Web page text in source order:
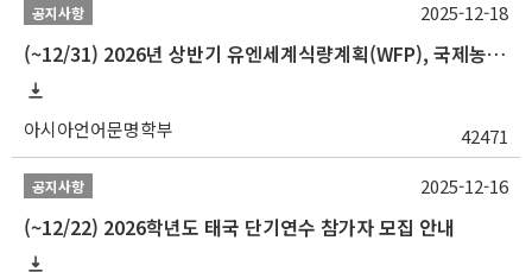
공지사항
(~12/31) 2026년 상반기 유엔세계식량계획(WFP), 국제농업개발기금(IFAD) 및 유엔아동기금(UNICEF) 인턴십 프로그램 참가자 모집
아시아언어문명학부 42471
2025-12-18
공지사항
(~12/22) 2026학년도 태국 단기연수 참가자 모집 안내
2025-12-16